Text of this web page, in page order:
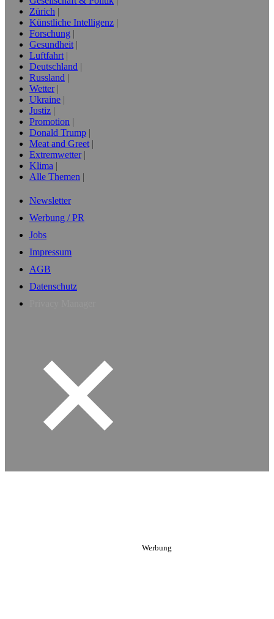
Zürich
Künstliche Intelligenz
Forschung
Gesundheit
Luftfahrt
Deutschland
Russland
Wetter
Ukraine
Justiz
Promotion
Donald Trump
Meat and Greet
Extremwetter
Klima
Alle Themen
Newsletter
Werbung / PR
Jobs
Impressum
AGB
Datenschutz